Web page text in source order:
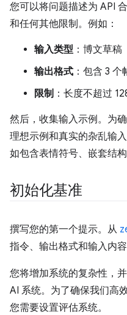
您可以将问题描述为 API
和任何其他限制。例如：
输入类型 ：博文草稿
输出格式 ：包含 3
限制 ：长度不超过
然后，收集输入示例。为
理想示例和真实的杂乱输
如包含表情符号、嵌套结
初始化基准
撰写您的第一个提示。从
指令、输出格式和输入内容
您将增加系统的复杂性，
AI 系统。为了确保我们高
您需要设置评估系统。